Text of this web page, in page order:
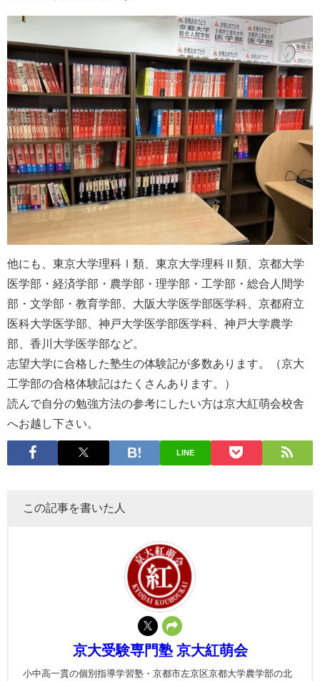
他にも、東京大学理科Ⅰ類、東京大学理科Ⅱ類、京都大学
医学部・経済学部・農学部・理学部・工学部・総合人間学
部・文学部・教育学部、大阪大学医学部医学科、京都府立
医科大学医学部、神戸大学医学部医学科、神戸大学農学
部、香川大学医学部など。
志望大学に合格した塾生の体験記が多数あります。（京大
工学部の合格体験記はたくさんあります。）
読んで自分の勉強方法の参考にしたい方は京大紅萌会校舎
へお越し下さい。
LINE
この記事を書いた人
京大受験専門塾 京大紅萌会
小中高一貫の個別指導学習塾・京都市左京区京都大学農学部の北